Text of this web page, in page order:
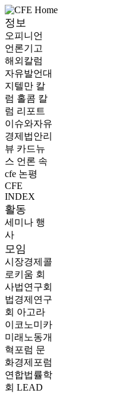
정보
오피니언
언론기고
해외칼럼
자유발언대
지텔만 칼
럼 홀콤 칼
럼 리포트
이슈와자유
경제법안리
뷰 카드뉴
스 언론 속
cfe 논평
CFE
INDEX
활동
세미나 행
사
모임
시장경제콜
로키움 회
사법연구회
법경제연구
회 아고라
이코노미카
미래노동개
혁포럼 문
화경제포럼
연합법률학
회 LEAD